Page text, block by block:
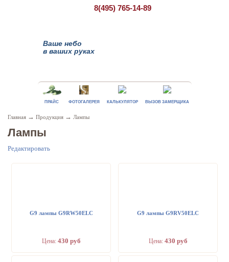
8(495) 765-14-89
Ваше небо
в ваших руках
ПРАЙС ФОТОГАЛЕРЕЯ КАЛЬКУЛЯТОР ВЫЗОВ ЗАМЕРЩИКА
Главная → Продукция → Лампы
Лампы
Редактировать
G9 лампы G9RW50ELC
Цена: 430 руб
G9 лампы G9RV50ELC
Цена: 430 руб